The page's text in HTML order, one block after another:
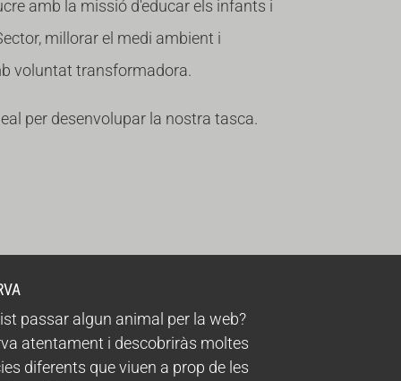
amb la missió d'educar els infants i
millorar el medi ambient i
voluntat transformadora.
per desenvolupar la nostra tasca.
passar algun animal per la web?
atentament i descobriràs moltes
diferents que viuen a prop de les